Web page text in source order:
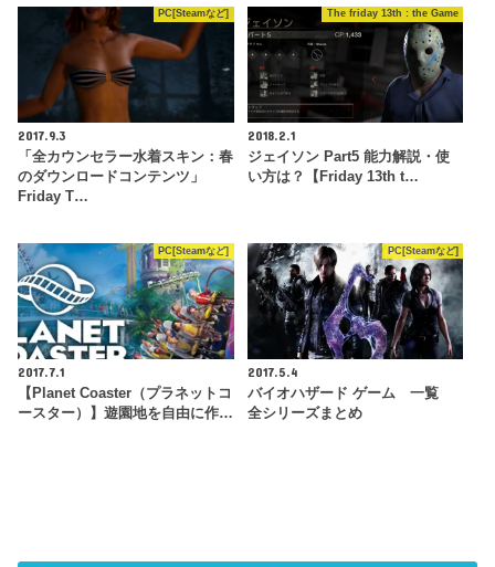
PC[Steamなど]
2017.9.3
「全カウンセラー水着スキン：春
のダウンロードコンテンツ」
Friday T…
The friday 13th : the Game
2018.2.1
ジェイソン Part5 能力解説・使
い方は？【Friday 13th t…
PC[Steamなど]
2017.7.1
【Planet Coaster（プラネットコ
ースター）】遊園地を自由に作…
PC[Steamなど]
2017.5.4
バイオハザード ゲーム 一覧
全シリーズまとめ